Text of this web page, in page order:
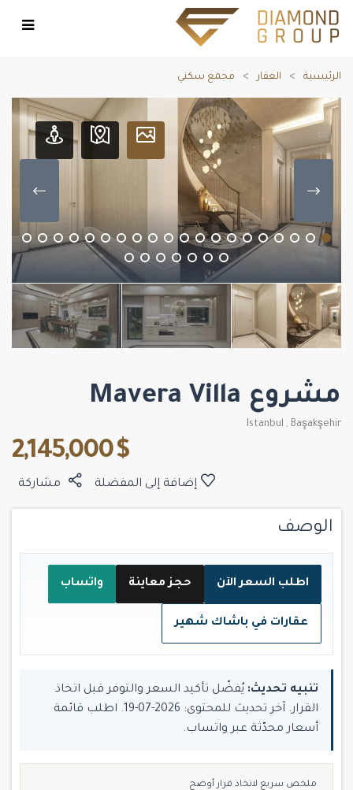
الرئيسية العقار مجمع سكني
طابق مرتفع
مشروع Mavera Villa
Istanbul , Başakşehir
$ 2,145,000
مشاركة إضافة إلى المفضلة
الوصف
اطلب السعر الآن حجز معاينة واتساب
عقارات في باشاك شهير
تنبيه تحديث: يُفضّل تأكيد السعر والتوفر قبل اتخاذ
القرار. آخر تحديث للمحتوى: 2026-07-19. اطلب قائمة
أسعار محدّثة عبر واتساب.
ملخص سريع لاتخاذ قرار أوضح